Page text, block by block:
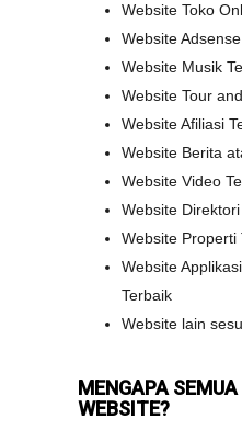
Website Toko
Website
Website Musik
Website Tour
Website Afiliasi
Website Berita
Website Video
Website
Website Properti
Website
Terbaik
Website lain
MENGAPA
WEBSITE?